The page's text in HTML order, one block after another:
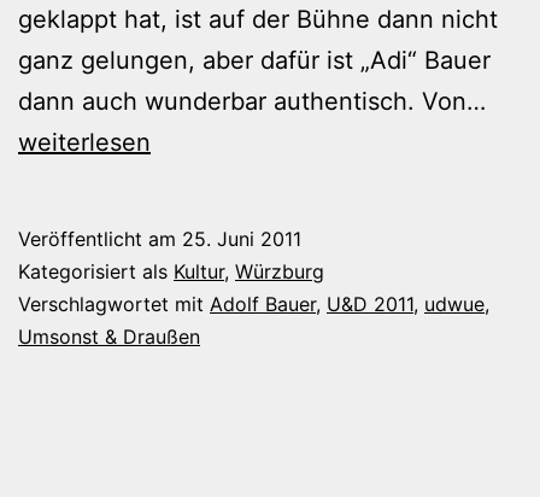
geklappt hat, ist auf der Bühne dann nicht
ganz gelungen, aber dafür ist „Adi“ Bauer
dann auch wunderbar authentisch. Von…
weiterlesen
Veröffentlicht am 25. Juni 2011
Kategorisiert als Kultur, Würzburg
Verschlagwortet mit Adolf Bauer, U&D 2011, udwue,
Umsonst & Draußen